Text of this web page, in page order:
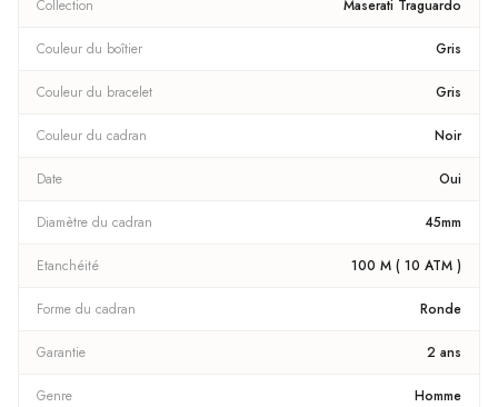
Collection Maserati Traguardo
Couleur du boîtier Gris
Couleur du bracelet Gris
Couleur du cadran Noir
Date Oui
Diamètre du cadran 45mm
Etanchéité 100 M ( 10 ATM )
Forme du cadran Ronde
Garantie 2 ans
Genre Homme